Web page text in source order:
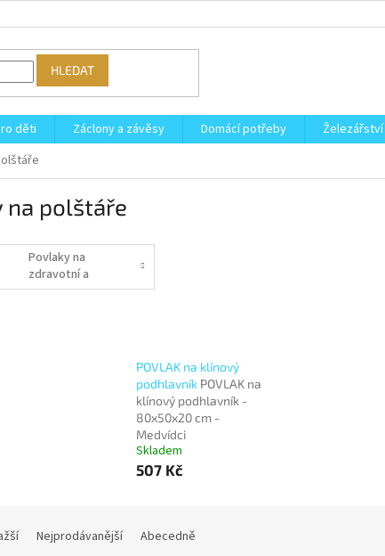
HLEDAT
děti Záclony a závěsy Domácí potřeby Železářství
na polštáře
Povlaky na
zdravotní a
relaxační
POVLAK na klínový
podhlavník POVLAK na
klínový podhlavník -
80x50x20 cm -
Medvídci
Skladem
507 Kč
Nejprodávanější Abecedně